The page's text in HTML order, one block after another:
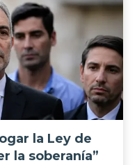
la Ley de
la soberanía”